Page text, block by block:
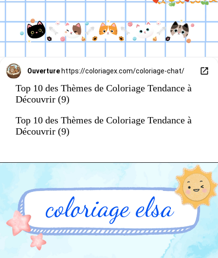
Ouverture https://coloriagex.com/coloriage-chat/
Top 10 des Thèmes de Coloriage Tendance à
Découvrir (9)
Top 10 des Thèmes de Coloriage Tendance à
Découvrir (9)
coloriage elsa